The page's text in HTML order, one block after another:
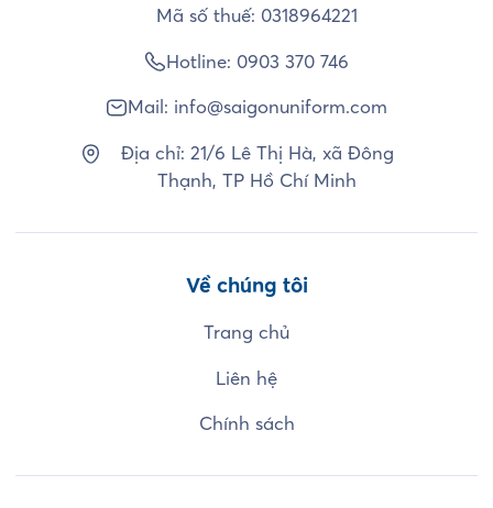
Mã số thuế: 0318964221
Hotline: 0903 370 746
Mail: info@saigonuniform.com
Địa chỉ: 21/6 Lê Thị Hà, xã Đông
Thạnh, TP Hồ Chí Minh
Về chúng tôi
Trang chủ
Liên hệ
Chính sách